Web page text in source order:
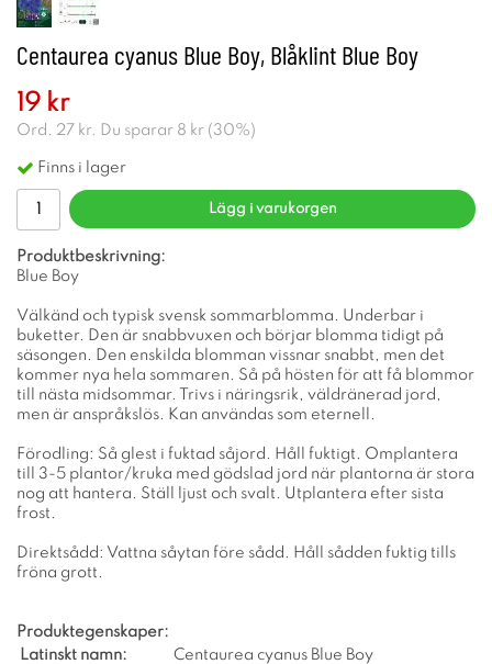
Centaurea cyanus Blue Boy, Blåklint Blue Boy
19 kr
Ord. 27 kr. Du sparar 8 kr ( 30%)
Finns i lager
Lägg i varukorgen
Produktbeskrivning:
Blue Boy
Välkänd och typisk svensk sommarblomma. Underbar i
buketter. Den är snabbvuxen och börjar blomma tidigt på
säsongen. Den enskilda blomman vissnar snabbt, men det
kommer nya hela sommaren. Så på hösten för att få blommor
till nästa midsommar. Trivs i näringsrik, väldränerad jord,
men är anspråkslös. Kan användas som eternell.
Förodling: Så glest i fuktad såjord. Håll fuktigt. Omplantera
till 3-5 plantor/kruka med gödslad jord när plantorna är stora
nog att hantera. Ställ ljust och svalt. Utplantera efter sista
frost.
Direktsådd: Vattna såytan före sådd. Håll sådden fuktig tills
fröna grott.
Produktegenskaper:
Latinskt namn:
Centaurea cyanus Blue Boy